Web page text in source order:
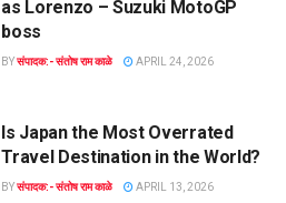
as Lorenzo – Suzuki MotoGP
boss
BYसंपादक:- संतोष राम काळे APRIL 24, 2026
Is Japan the Most Overrated
Travel Destination in the World?
BYसंपादक:- संतोष राम काळे APRIL 13, 2026